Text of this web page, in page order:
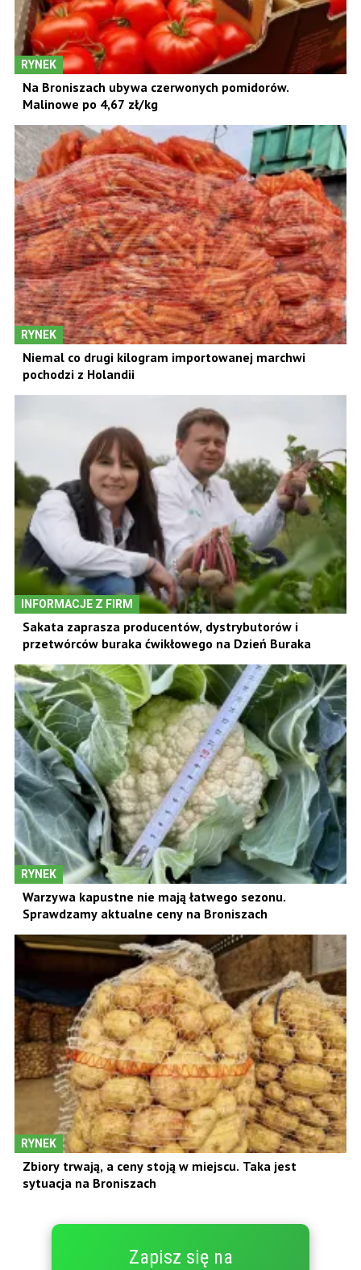
RYNEK
Na Broniszach ubywa czerwonych pomidorów.
Malinowe po 4,67 zł/kg
RYNEK
Niemal co drugi kilogram importowanej marchwi
pochodzi z Holandii
INFORMACJE Z FIRM
Sakata zaprasza producentów, dystrybutorów i
przetwórców buraka ćwikłowego na Dzień Buraka
RYNEK
Warzywa kapustne nie mają łatwego sezonu.
Sprawdzamy aktualne ceny na Broniszach
RYNEK
Zbiory trwają, a ceny stoją w miejscu. Taka jest
sytuacja na Broniszach
Zapisz się na